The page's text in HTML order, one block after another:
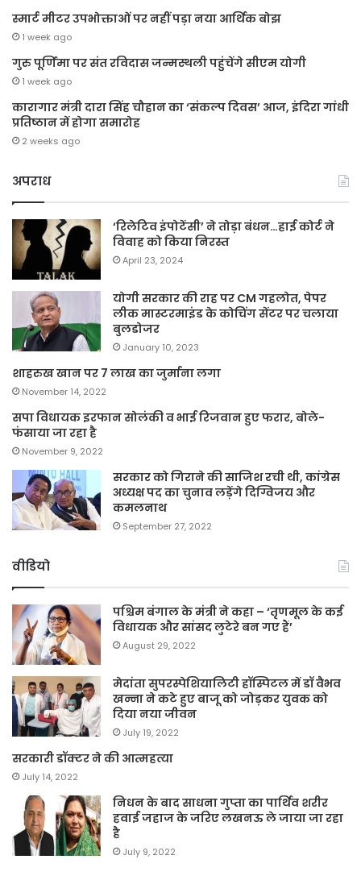
स्मार्ट मीटर उपभोक्ताओं पर नहीं पड़ा नया आर्थिक बोझ
1 week ago
गुरु पूर्णिमा पर संत रविदास जन्मस्थली पहुंचेंगे सीएम योगी
1 week ago
कारागार मंत्री दारा सिंह चौहान का ‘संकल्प दिवस’ आज, इंदिरा गांधी
प्रतिष्ठान में होगा समारोह
2 weeks ago
अपराध
‘रिलेटिव इंपोटेंसी’ ने तोड़ा बंधन…हाई कोर्ट ने
विवाह को किया निरस्त
April 23, 2024
योगी सरकार की राह पर CM गहलोत, पेपर
लीक मास्टरमाइंड के कोचिंग सेंटर पर चलाया
बुलडोजर
January 10, 2023
शाहरुख खान पर 7 लाख का जुर्माना लगा
November 14, 2022
सपा विधायक इरफान सोलंकी व भाई रिजवान हुए फरार, बोले-
फंसाया जा रहा है
November 9, 2022
सरकार को गिराने की साजिश रची थी, कांग्रेस
अध्यक्ष पद का चुनाव लड़ेंगे दिग्विजय और
कमलनाथ
September 27, 2022
वीडियो
पश्चिम बंगाल के मंत्री ने कहा – ‘तृणमूल के कई
विधायक और सांसद लुटेरे बन गए हैं’
August 29, 2022
मेदांता सुपरस्पेशियालिटी हॉस्पिटल में डॉ वैभव
खन्ना ने कटे हुए बाजू को जोड़कर युवक को
दिया नया जीवन
July 19, 2022
सरकारी डॉक्टर ने की आत्महत्या
July 14, 2022
निधन के बाद साधना गुप्ता का पार्थिव शरीर
हवाई जहाज के जरिए लखनऊ ले जाया जा रहा
है
July 9, 2022